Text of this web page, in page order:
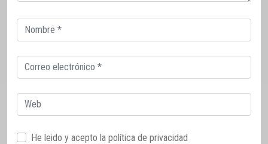
Correo
electrónico
Correo
electrónico
Web
He leido y acepto la política de privacidad